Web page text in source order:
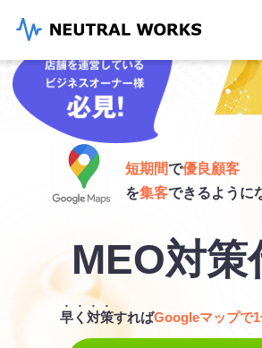
短期間で優良顧客
を集客できるように
MEO対策
早く対策すればGoogleマップで